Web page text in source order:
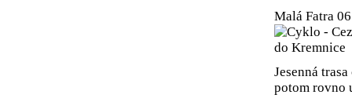
Malá Fatra
Jesenná
potom rovno